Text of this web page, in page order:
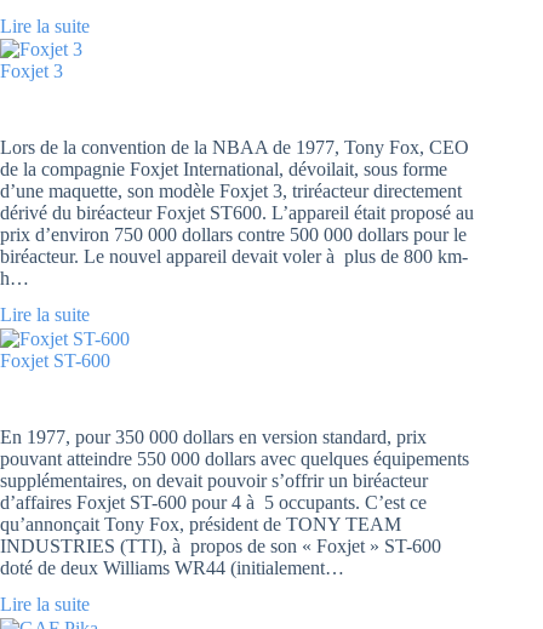
Lire la suite
Foxjet 3
Lors de la convention de la NBAA de 1977, Tony Fox, CEO
de la compagnie Foxjet International, dévoilait, sous forme
d’une maquette, son modèle Foxjet 3, triréacteur directement
dérivé du biréacteur Foxjet ST600. L’appareil était proposé au
prix d’environ 750 000 dollars contre 500 000 dollars pour le
biréacteur. Le nouvel appareil devait voler à plus de 800 km-
h…
Lire la suite
Foxjet ST-600
En 1977, pour 350 000 dollars en version standard, prix
pouvant atteindre 550 000 dollars avec quelques équipements
supplémentaires, on devait pouvoir s’offrir un biréacteur
d’affaires Foxjet ST-600 pour 4 à 5 occupants. C’est ce
qu’annonçait Tony Fox, président de TONY TEAM
INDUSTRIES (TTI), à propos de son « Foxjet » ST-600
doté de deux Williams WR44 (initialement…
Lire la suite